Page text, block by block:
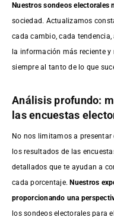
Nuestros sondeos electorales
sociedad. Actualizamos
cada cambio, cada
la información más reciente y
siempre al tanto de lo que
Análisis profundo:
las encuestas
No nos limitamos a
los resultados de las
detallados que te ayudan a
cada porcentaje.Nuestros
proporcionando una
los sondeos electorales para